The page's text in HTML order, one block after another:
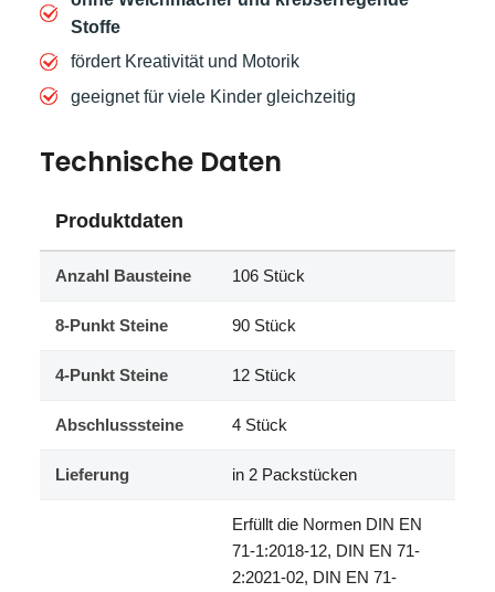
Stoffe
fördert Kreativität und Motorik
geeignet für viele Kinder gleichzeitig
Technische Daten
Produktdaten
Anzahl Bausteine 106 Stück
8-Punkt Steine 90 Stück
4-Punkt Steine 12 Stück
Abschlusssteine 4 Stück
Lieferung in 2 Packstücken
Erfüllt die Normen DIN EN
71-1:2018-12, DIN EN 71-
2:2021-02, DIN EN 71-